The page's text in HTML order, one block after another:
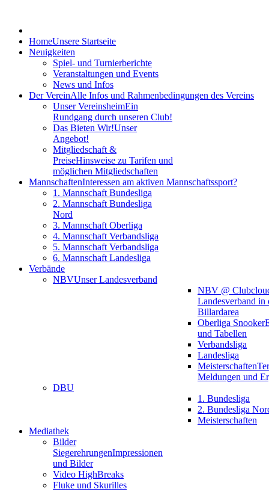
HomeUnsere Startseite
Neuigkeiten
Spiel- und Turnierberichte
Veranstaltungen und Events
News und Infos
Der VereinAlle Infos und Rahmenbedingungen des Vereins
Unser VereinsheimEin
Rundgang durch unseren Club!
Das Bieten Wir!Unser
Angebot!
Mitgliedschaft &
PreiseHinsweise zu Tarifen und
möglichen Mitgliedschaften
MannschaftenInteressen am aktiven Mannschaftssport?
1. Mannschaft Bundesliga
2. Mannschaft Bundesliga
Nord
3. Mannschaft Oberliga
4. Mannschaft Verbandsliga
5. Mannschaft Verbandsliga
6. Mannschaft Landesliga
Verbände
NBVUnser Landesverband
NBV @
Landesverband in
Billardarea
Oberliga Snooker
und Tabellen
Verbandsliga
Landesliga
Meisterschaften
Meldungen und
DBU
1. Bundesliga
2. Bundesliga
Meisterschaften
Mediathek
Bilder
SiegerehrungenImpressionen
und Bilder
Video HighBreaks
Fluke und Skurilles